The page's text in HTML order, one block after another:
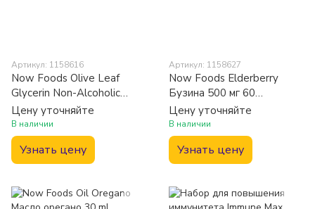
Артикул: 1158616
Now Foods Olive Leaf
Glycerin Non-Alcoholic
Эктракт оливкового листа
в глицерине
безалкогольный 60 мл
Цену уточняйте
В наличии
Узнать цену
Артикул: 1158627
Now Foods Elderberry
Бузина 500 мг 60
растительных капсул
Цену уточняйте
В наличии
Узнать цену